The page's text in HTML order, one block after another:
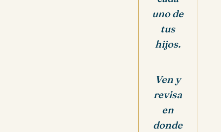
uno de
tus
hijos.
Ven y
revisa
en
donde